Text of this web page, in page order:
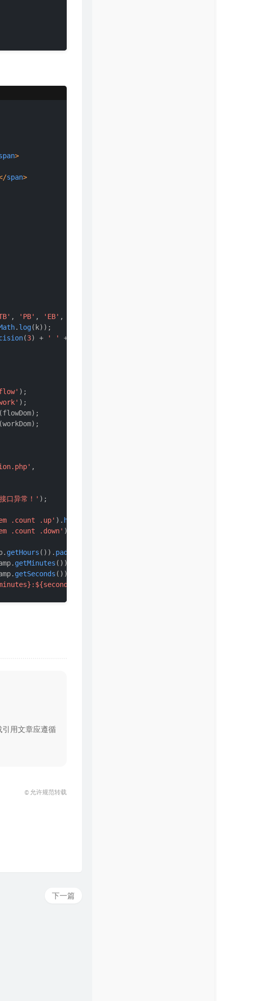
>
span>
, 'PB' , 'EB' ,
. log(k));
(3) + ' '
+ sizes[i];
);
);
(flowDom);
(workDom);
,
口异常！' );
.count .up' ). html
.count .down' ).
getHours ()). padStart
getMinutes ()).
getSeconds ()).
: ${seconds}
引用文章应遵循
© 允许规范转载
下一篇